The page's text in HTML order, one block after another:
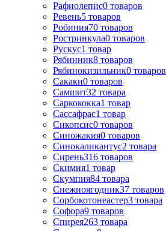
Рафиолепис0 товаров
Ревень5 товаров
Робиния70 товаров
Ростринкула0 товаров
Рускус1 товар
Рябинник8 товаров
Рябинокизильник0 товаров
Сакаки0 товаров
Самшит32 товара
Саркококка1 товар
Сассафрас1 товар
Сикопсис0 товаров
Синожакия0 товаров
Синокаликантус2 товара
Сирень316 товаров
Скимия1 товар
Скумпия84 товара
Снежноягодник37 товаров
Сорбокотонеастер3 товара
Софора9 товаров
Спирея263 товара